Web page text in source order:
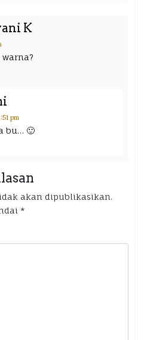
K
pm
bu… 🙂
akan dipublikasikan.
*